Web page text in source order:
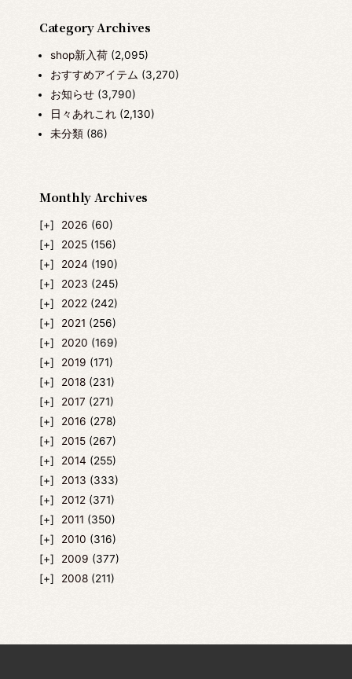
Category Archives
shop新入荷(2,095)
おすすめアイテム (3,270)
お知らせ(3,790)
日々あれこれ(2,130)
未分類(86)
Monthly Archives
2026 (60)
2025 (156)
2024 (190)
2023 (245)
2022 (242)
2021 (256)
2020 (169)
2019 (171)
2018 (231)
2017 (271)
2016 (278)
2015 (267)
2014 (255)
2013 (333)
2012 (371)
2011 (350)
2010 (316)
2009 (377)
2008 (211)